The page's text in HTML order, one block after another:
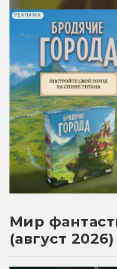
РЕКЛАМА
Мир
(август 2026)